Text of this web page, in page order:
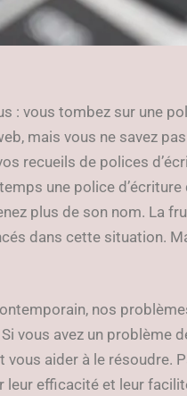
: vous tombez sur une
mais vous ne savez
recueils de polices
une police
plus de son nom. La
dans cette situation.
nos
vous avez un problème
vous aider à le résoudre.
efficacité et leur